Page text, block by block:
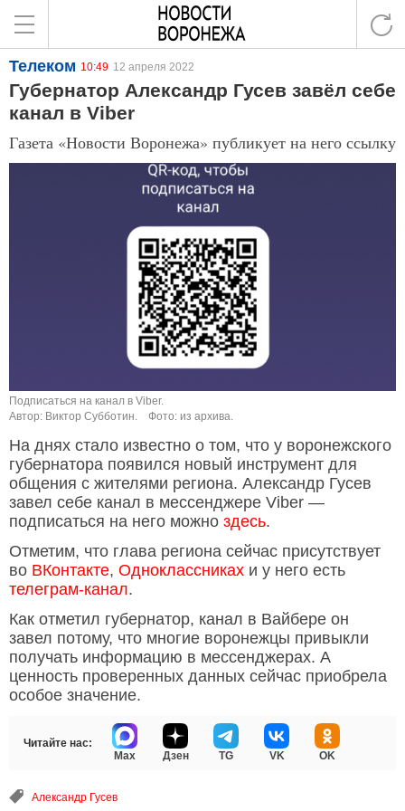
Телеком 10:49 12 апреля 2022
Губернатор Александр Гусев завёл себе
канал в Viber
Газета «Новости Воронежа» публикует на него ссылку
Подписаться на канал в Viber.
Автор: Виктор Субботин.
Фото: из архива.
На днях стало известно о том, что у воронежского
губернатора появился новый инструмент для
общения с жителями региона. Александр Гусев
завел себе канал в мессенджере Viber —
подписаться на него можно здесь.
Отметим, что глава региона сейчас присутствует
во ВКонтакте, Одноклассниках и у него есть
телеграм-канал.
Как отметил губернатор, канал в Вайбере он
завел потому, что многие воронежцы привыкли
получать информацию в мессенджерах. А
ценность проверенных данных сейчас приобрела
особое значение.
Читайте нас:
Max
Дзен TG VK OK
Александр Гусев